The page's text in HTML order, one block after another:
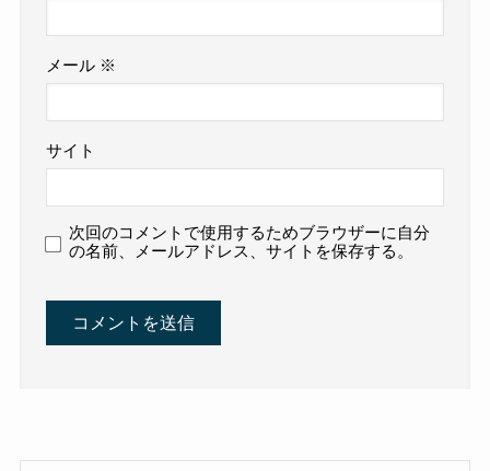
メール ※
サイト
次回のコメントで使用するためブラウザーに自分
の名前、メールアドレス、サイトを保存する。